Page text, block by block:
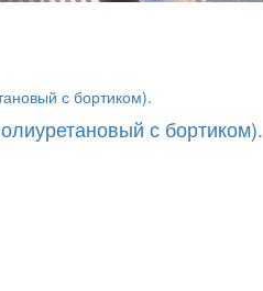
с бортиком).